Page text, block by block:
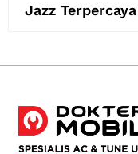
Jazz